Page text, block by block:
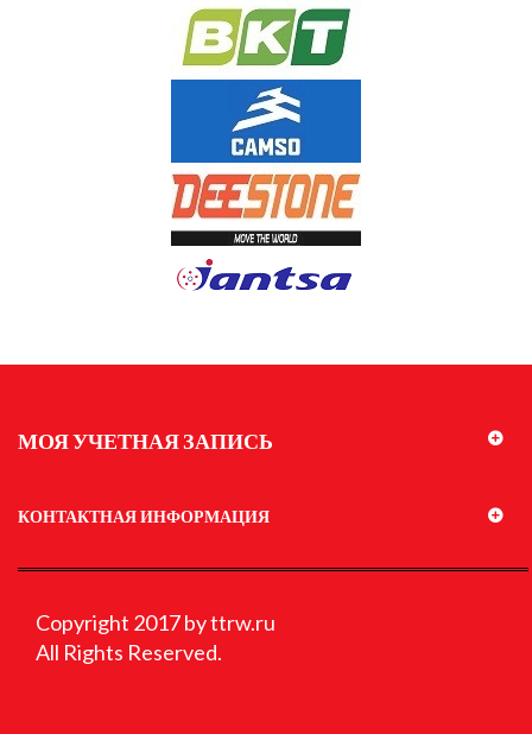
МОЯ УЧЕТНАЯ ЗАПИСЬ
КОНТАКТНАЯ ИНФОРМАЦИЯ
Copyright 2017 by ttrw.ru
All Rights Reserved.